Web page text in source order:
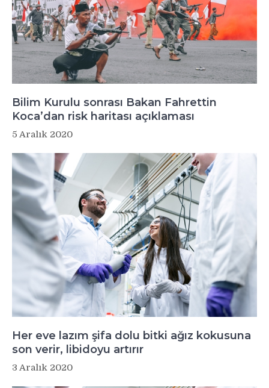
Bilim Kurulu sonrası Bakan Fahrettin
Koca’dan risk haritası açıklaması
5 Aralık 2020
Her eve lazım şifa dolu bitki ağız kokusuna
son verir, libidoyu artırır
3 Aralık 2020